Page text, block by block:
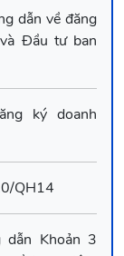
dẫn về đăng
Đầu tư ban
ký doanh
QH14
Khoản 3